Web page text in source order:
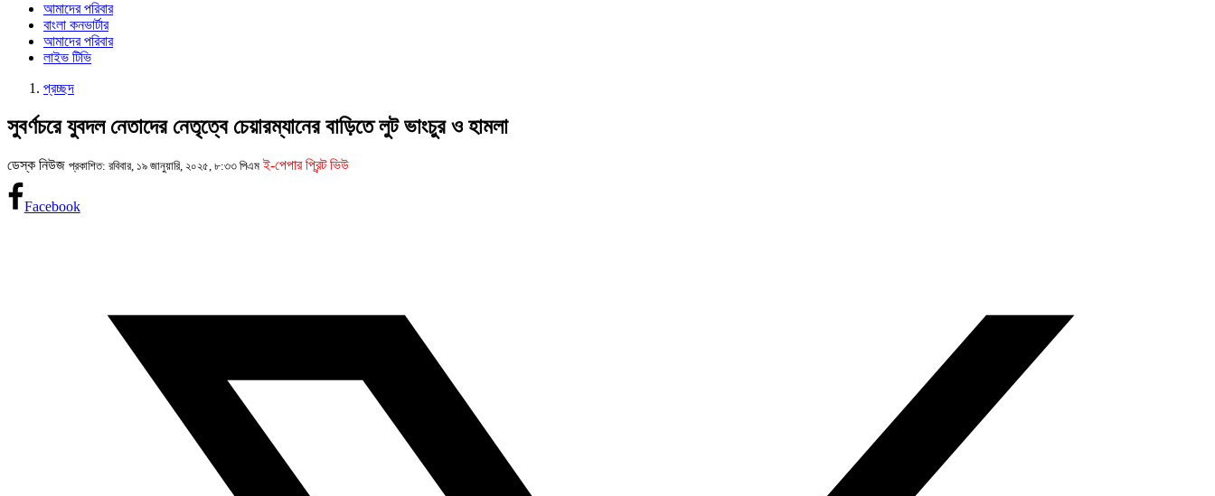
আমাদের পরিবার
বাংলা কনভার্টার
আমাদের পরিবার
লাইভ টিভি
প্রচ্ছদ
সুবর্ণচরে যুবদল নেতাদের নেতৃত্বে চেয়ারম্যানের বাড়িতে লুট ভাংচুর ও হামলা
ডেস্ক নিউজ প্রকাশিত: রবিবার, ১৯ জানুয়ারি, ২০২৫, ৮:৩৩ পিএম ই-পেপার প্রিন্ট ভিউ
Facebook